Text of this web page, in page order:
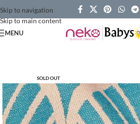
Skip to navigation
Skip to main content
MENU
SOLD OUT